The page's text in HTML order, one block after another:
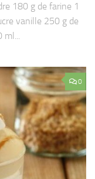
180 g de farine 1
vanille 250 g de
ml...
0